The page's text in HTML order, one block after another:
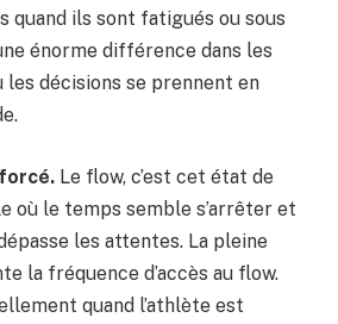
quand ils sont fatigués ou sous
énorme différence dans les
décisions se prennent en
Le flow, c’est cet état de
où le temps semble s’arrêter et
les attentes. La pleine
la fréquence d’accès au flow.
quand l’athlète est